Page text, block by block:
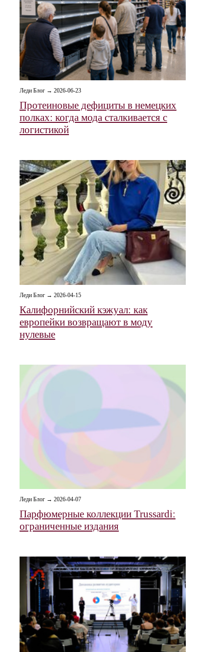
Леди Блог → 2026-06-23
Протеиновые дефициты в немецких
полках: когда мода сталкивается с
логистикой
Леди Блог → 2026-04-15
Калифорнийский кэжуал: как
европейки возвращают в моду
нулевые
Леди Блог → 2026-04-07
Парфюмерные коллекции Trussardi:
ограниченные издания